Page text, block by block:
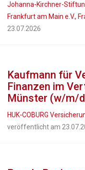
Johanna-Kirchner-
Frankfurt am Main e.V.,
23.07.2026
Kaufmann für
Finanzen im
Münster (w/m/
HUK-COBURG
veröffentlicht am